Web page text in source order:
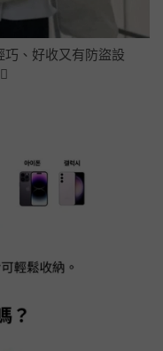
、好收又有防盜設